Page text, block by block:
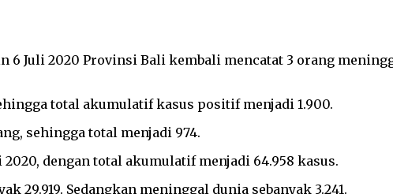
6 Juli 2020 Provinsi Bali kembali mencatat 3 orang
total akumulatif kasus positif menjadi 1.900.
sehingga total menjadi 974.
dengan total akumulatif menjadi 64.958 kasus.
29.919. Sedangkan meninggal dunia sebanyak 3.241.